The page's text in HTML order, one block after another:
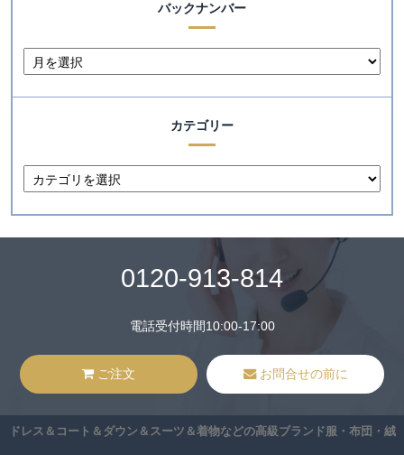
バックナンバー
カテゴリー
0120-913-814
電話受付時間10:00-17:00
ご注文 お問合せの前に
ドレス＆コート＆ダウン＆スーツ＆着物などの高級ブランド服・布団・絨